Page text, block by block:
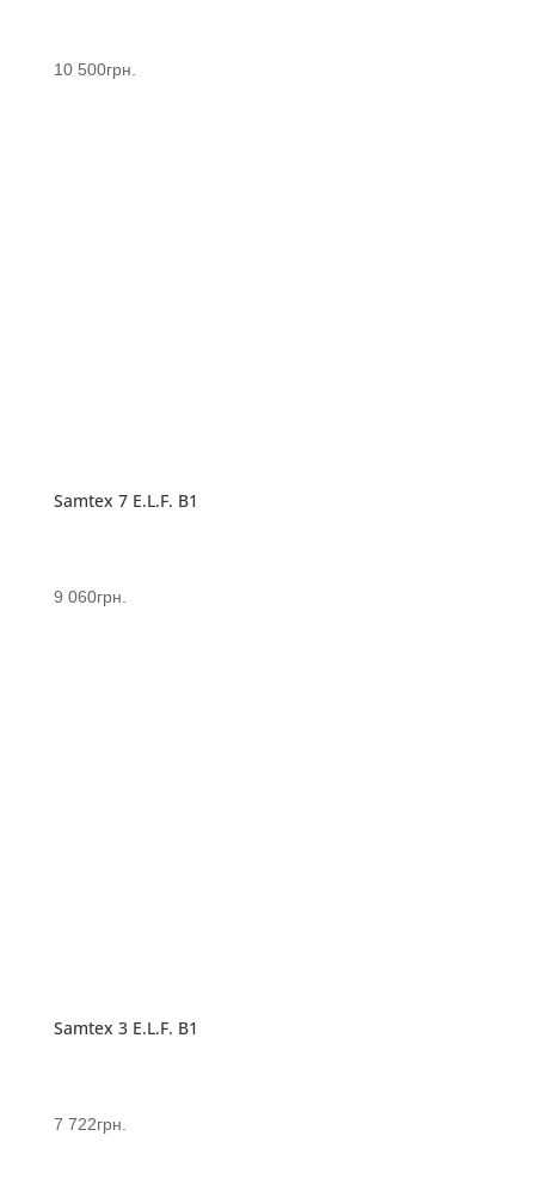
10 500грн.
Samtex 7 E.L.F. B1
9 060грн.
Samtex 3 E.L.F. B1
7 722грн.